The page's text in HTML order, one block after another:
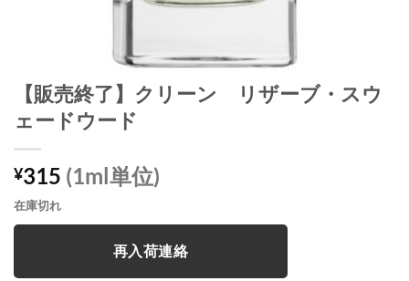
【販売終了】クリーン リザーブ・スウ
ェードウード
¥315 (1ml単位)
在庫切れ
再入荷連絡